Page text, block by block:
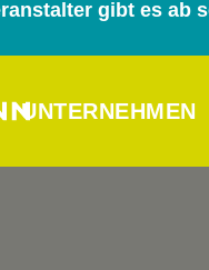
gibt es ab
UNTERNEHMEN